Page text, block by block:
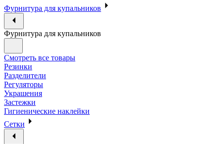
Фурнитура для купальников
Фурнитура для купальников
Смотреть все товары
Резинки
Разделители
Регуляторы
Украшения
Застежки
Гигиенические наклейки
Сетки